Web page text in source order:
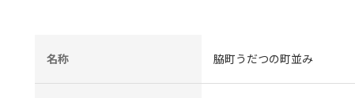
名称 脇町うだつの町並み